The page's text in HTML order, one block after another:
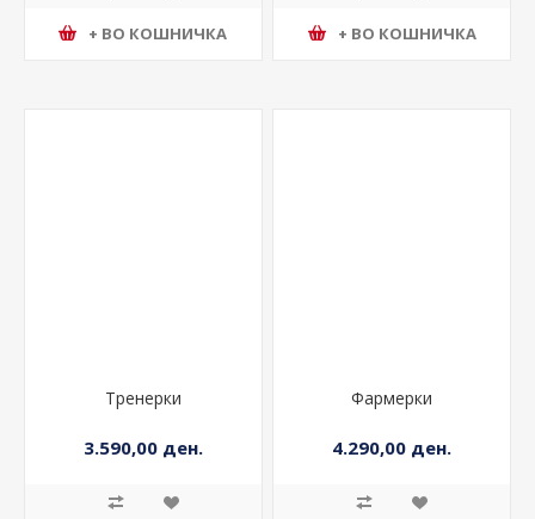
+ ВО КОШНИЧКА + ВО КОШНИЧКА
Тренерки
3.590,00 ден.
Фармерки
4.290,00 ден.